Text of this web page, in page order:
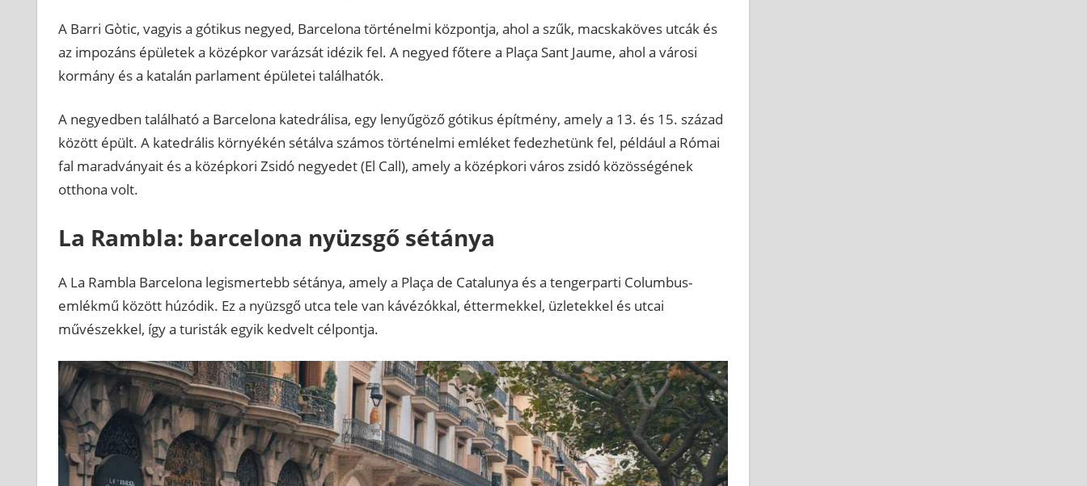
A Barri Gòtic, vagyis a gótikus negyed, Barcelona történelmi központja, ahol a szűk, macskaköves utcák és
az impozáns épületek a középkor varázsát idézik fel. A negyed főtere a Plaça Sant Jaume, ahol a városi
kormány és a katalán parlament épületei találhatók.
A negyedben található a Barcelona katedrálisa, egy lenyűgöző gótikus építmény, amely a 13. és 15. század
között épült. A katedrális környékén sétálva számos történelmi emléket fedezhetünk fel, például a Római
fal maradványait és a középkori Zsidó negyedet (El Call), amely a középkori város zsidó közösségének
otthona volt.
La Rambla: barcelona nyüzsgő sétánya
A La Rambla Barcelona legismertebb sétánya, amely a Plaça de Catalunya és a tengerparti Columbus-
emlékmű között húzódik. Ez a nyüzsgő utca tele van kávézókkal, éttermekkel, üzletekkel és utcai
művészekkel, így a turisták egyik kedvelt célpontja.